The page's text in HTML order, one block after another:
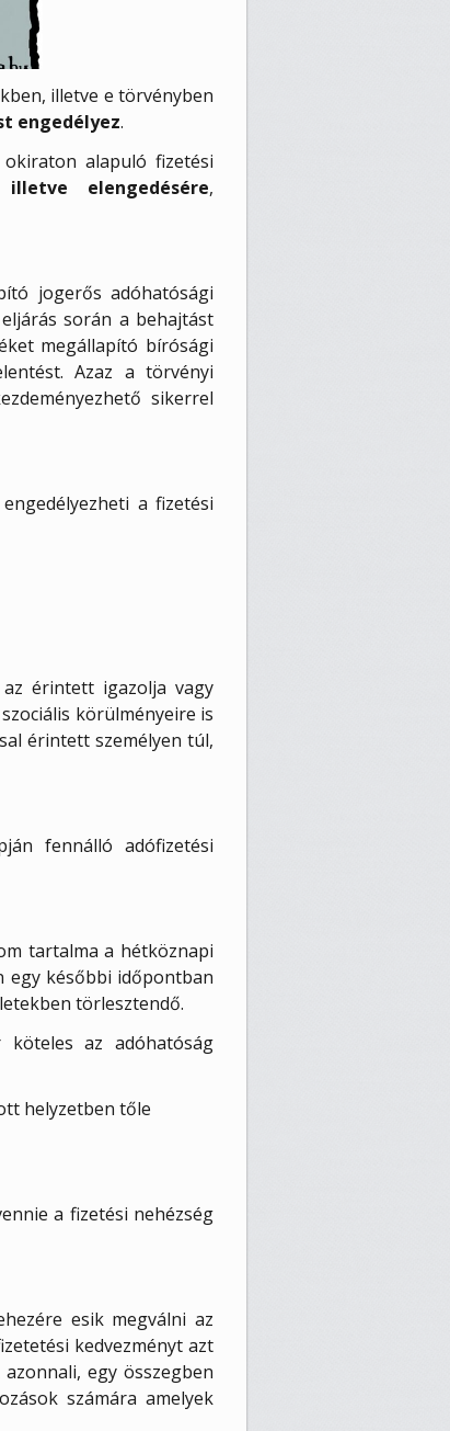
illetve e törvényben
engedélyez.
alapuló fizetési
elengedésére,
jogerős adóhatósági
során a behajtást
megállapító bírósági
Azaz a törvényi
sikerrel
a fizetési
érintett igazolja vagy
körülményeire is
érintett személyen túl,
fennálló adófizetési
tartalma a hétköznapi
egy későbbi időpontban
törlesztendő.
az adóhatóság
helyzetben tőle
a fizetési nehézség
esik megválni az
kedvezményt azt
egy összegben
számára amelyek